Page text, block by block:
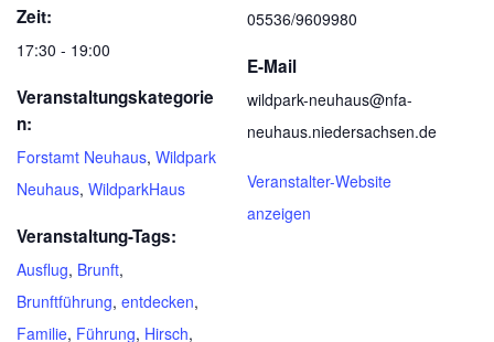
Zeit:
17:30 - 19:00
Veranstaltungskategorie
n:
Forstamt Neuhaus, Wildpark
Neuhaus, WildparkHaus
Veranstaltung-Tags:
Ausflug, Brunft,
Brunftführung, entdecken,
Familie, Führung, Hirsch,
05536/9609980
E-Mail
wildpark-neuhaus@nfa-
neuhaus.niedersachsen.de
Veranstalter-Website
anzeigen